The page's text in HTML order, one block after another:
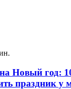
Новый год:
праздник у